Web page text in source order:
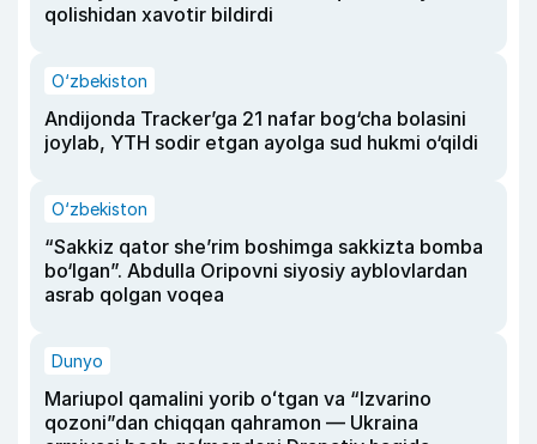
qolishidan xavotir bildirdi
O‘zbekiston
Andijonda Tracker’ga 21 nafar bog‘cha bolasini
joylab, YTH sodir etgan ayolga sud hukmi o‘qildi
O‘zbekiston
“Sakkiz qator she’rim boshimga sakkizta bomba
bo‘lgan”. Abdulla Oripovni siyosiy ayblovlardan
asrab qolgan voqea
Dunyo
Mariupol qamalini yorib oʻtgan va “Izvarino
qozoni”dan chiqqan qahramon — Ukraina